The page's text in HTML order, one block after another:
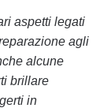
aspetti legati
agli
alcune
brillare
in